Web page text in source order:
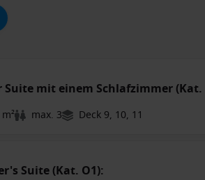
Suite mit einem Schlafzimmer (Kat.
max. 3 Deck 9, 10, 11
Suite (Kat. O1):